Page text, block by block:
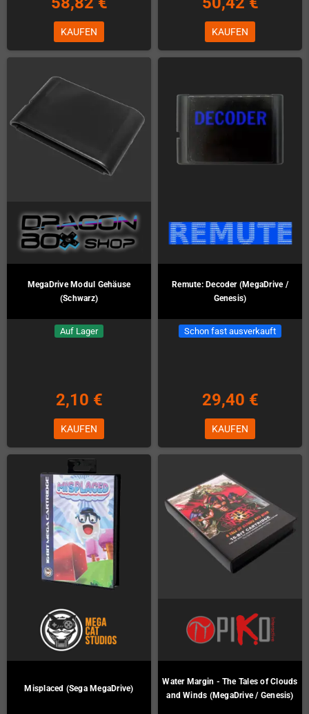
KAUFEN KAUFEN
MegaDrive Modul Gehäuse
(Schwarz)
Auf Lager
2,10 €
KAUFEN
Remute: Decoder (MegaDrive /
Genesis)
Schon fast ausverkauft
29,40 €
KAUFEN
Misplaced (Sega MegaDrive)
Water Margin - The Tales of Clouds
and Winds (MegaDrive / Genesis)